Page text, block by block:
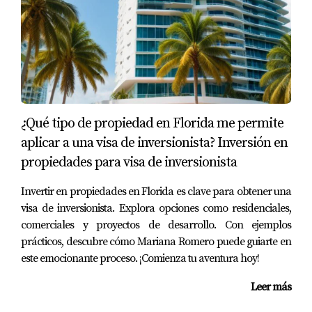
adecuada, aquí te presentamos tres casos prácticos que
demuestran cómo una buena planificación puede hacer
toda la diferencia.
1. La familia Pérez: Comprando su primera
casa
La familia Pérez decidió mudarse a Florida y buscaba
comprar su primera casa. Sin embargo, no contaban con
la asesoría legal necesaria y firmaron un contrato sin
que había cláusulas desfavorables que les costaron
tiempo y dinero. Al final, contrataron a Mariana Romero
como su agente, quien les ayudó a renegociar el contrato
y evitar problemas legales futuros.
2. El inversionista Martínez: Buscando
¿Qué tipo de propiedad en Florida me permite
aplicar a una visa de inversionista? Inversión en
propiedades para visa de inversionista
Invertir en propiedades en Florida es clave para obtener una
visa de inversionista. Explora opciones como residenciales,
comerciales y proyectos de desarrollo. Con ejemplos
prácticos, descubre cómo Mariana Romero puede guiarte en
este emocionante proceso. ¡Comienza tu aventura hoy!
Leer más